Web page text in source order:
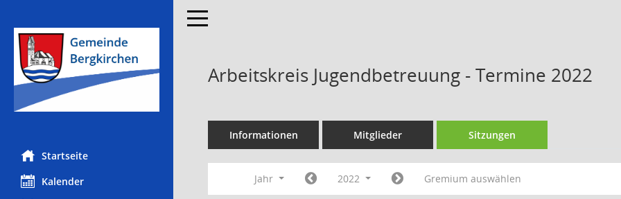
Startseite
Kalender
Toggle navigation
Arbeitskreis Jugendbetreuung - Termine 2022
Informationen Mitglieder Sitzungen
Jahr 2022 Gremium auswählen